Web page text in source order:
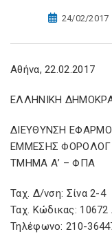
24/02/2017
Αθήνα, 22.02.2017
ΕΛΛΗΝΙΚΗ
ΔΙΕΥΘΥΝΣΗ
ΕΜΜΕΣΗΣ
ΤΜΗΜΑ Α’ – ΦΠΑ
Ταχ. Δ/νση: Σίνα 2-4
Ταχ. Κώδικας: 10672
Τηλέφωνο: 210-